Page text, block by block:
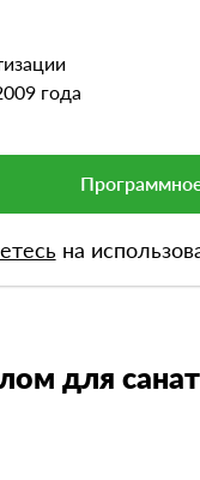
года
на
санаториев
для